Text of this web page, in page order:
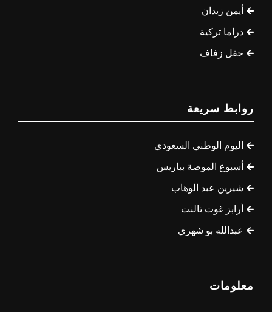
أيمن زيدان
دراما تركية
حفل زفاف
روابط سريعة
اليوم الوطني السعودي
أسبوع الموضة بباريس
شيرين عبد الوهاب
أرابز غوت تالنت
عبدالله بو شهري
معلومات